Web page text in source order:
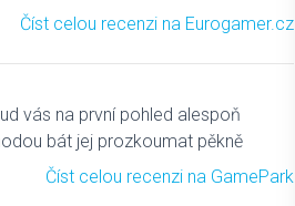
Číst celou recenzi na Eurogamer.cz
vás na první pohled alespoň
bát jej prozkoumat pěkně
Číst celou recenzi na GamePark